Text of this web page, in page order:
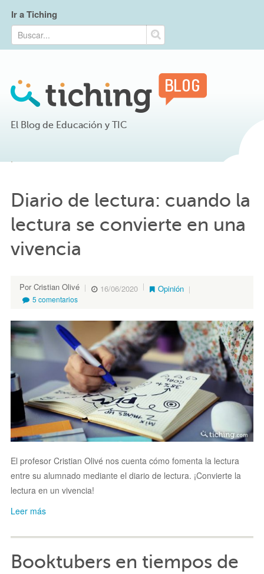
Ir a Tiching
El Blog de Educación y TIC
Diario de lectura: cuando la
lectura se convierte en una
vivencia
Por Cristian Olivé 16/06/2020 Opinión
5 comentarios
El profesor Cristian Olivé nos cuenta cómo fomenta la lectura
entre su alumnado mediante el diario de lectura. ¡Convierte la
lectura en un vivencia!
Leer más
Booktubers en tiempos de